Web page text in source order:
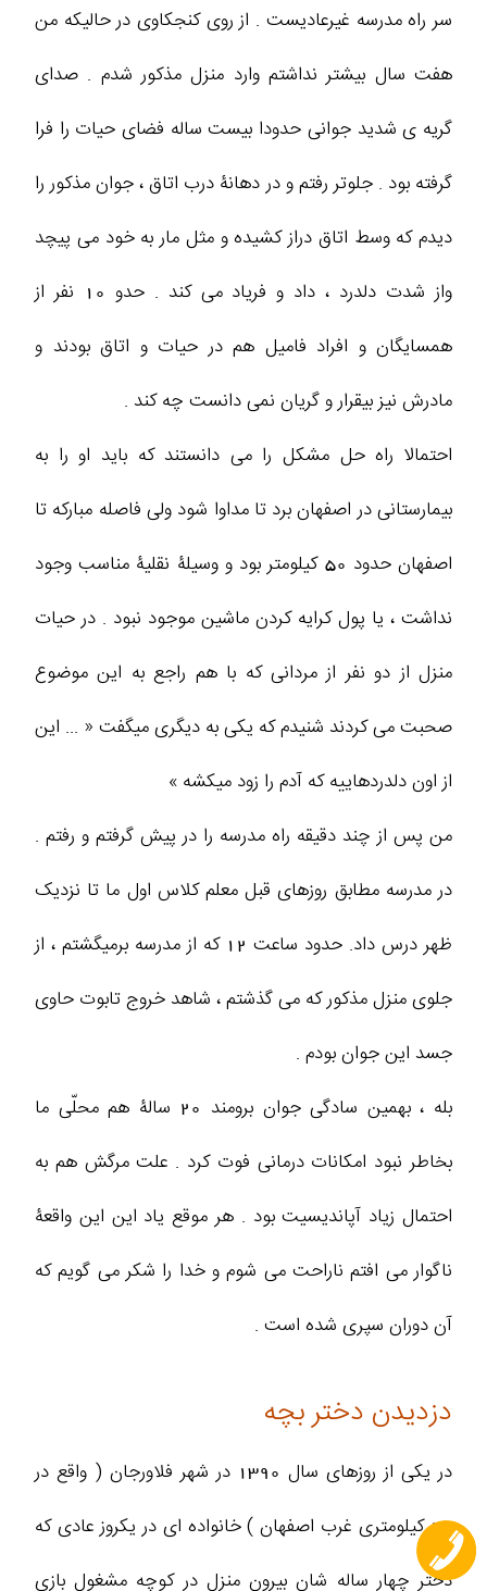
سر راه مدرسه غیرعادیست . از روی کنجکاوی در حالیکه من
هفت سال بیشتر نداشتم وارد منزل مذکور شدم . صدای
گریه ی شدید جوانی حدودا بیست ساله فضای حیات را فرا
گرفته بود . جلوتر رفتم و در دهانۀ درب اتاق ، جوان مذکور را
دیدم که وسط اتاق دراز کشیده و مثل مار به خود می پیچد
واز شدت دلدرد ، داد و فریاد می کند . حدو 10 نفر از
همسایگان و افراد فامیل هم در حیات و اتاق بودند و
مادرش نیز بیقرار و گریان نمی دانست چه کند .
احتمالا راه حل مشکل را می دانستند که باید او را به
بیمارستانی در اصفهان برد تا مداوا شود ولی فاصله مبارکه تا
اصفهان حدود 50 کیلومتر بود و وسیلۀ نقلیۀ مناسب وجود
نداشت ، یا پول کرایه کردن ماشین موجود نبود . در حیات
منزل از دو نفر از مردانی که با هم راجع به این موضوع
صحبت می کردند شنیدم که یکی به دیگری میگفت « ... این
از اون دلدردهاییه که آدم را زود میکشه »
من پس از چند دقیقه راه مدرسه را در پیش گرفتم و رفتم .
در مدرسه مطابق روزهای قبل معلم کلاس اول ما تا نزدیک
ظهر درس داد. حدود ساعت 12 که از مدرسه برمیگشتم ، از
جلوی منزل مذکور که می گذشتم ، شاهد خروج تابوت حاوی
جسد این جوان بودم .
بله ، بهمین سادگی جوان برومند 20 سالۀ هم محلّی ما
بخاطر نبود امکانات درمانی فوت کرد . علت مرگش هم به
احتمال زیاد آپاندیسیت بود . هر موقع یاد این این واقعۀ
ناگوار می افتم ناراحت می شوم و خدا را شکر می گویم که
آن دوران سپری شده است .
دزدیدن دختر بچه
در یکی از روزهای سال 1390 در شهر فلاورجان ( واقع در
20 کیلومتری غرب اصفهان ) خانواده ای در یکروز عادی که
دختر چهار ساله شان بیرون منزل در کوچه مشغول بازی